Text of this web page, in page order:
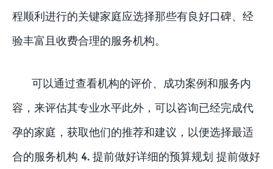
程顺利进行的关键家庭应选择那些有良好口碑、经
验丰富且收费合理的服务机构。
可以通过查看机构的评价、成功案例和服务内
容，来评估其专业水平此外，可以咨询已经完成代
孕的家庭，获取他们的推荐和建议，以便选择最适
合的服务机构 4. 提前做好详细的预算规划 提前做好